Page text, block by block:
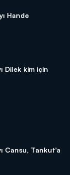
Hande
Dilek kim için
Cansu, Tankut'a